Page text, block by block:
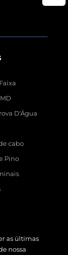
D'Água
cabo
Pino
as últimas
nossa